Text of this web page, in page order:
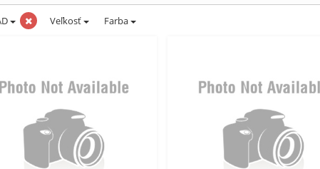
Veľkosť Farba